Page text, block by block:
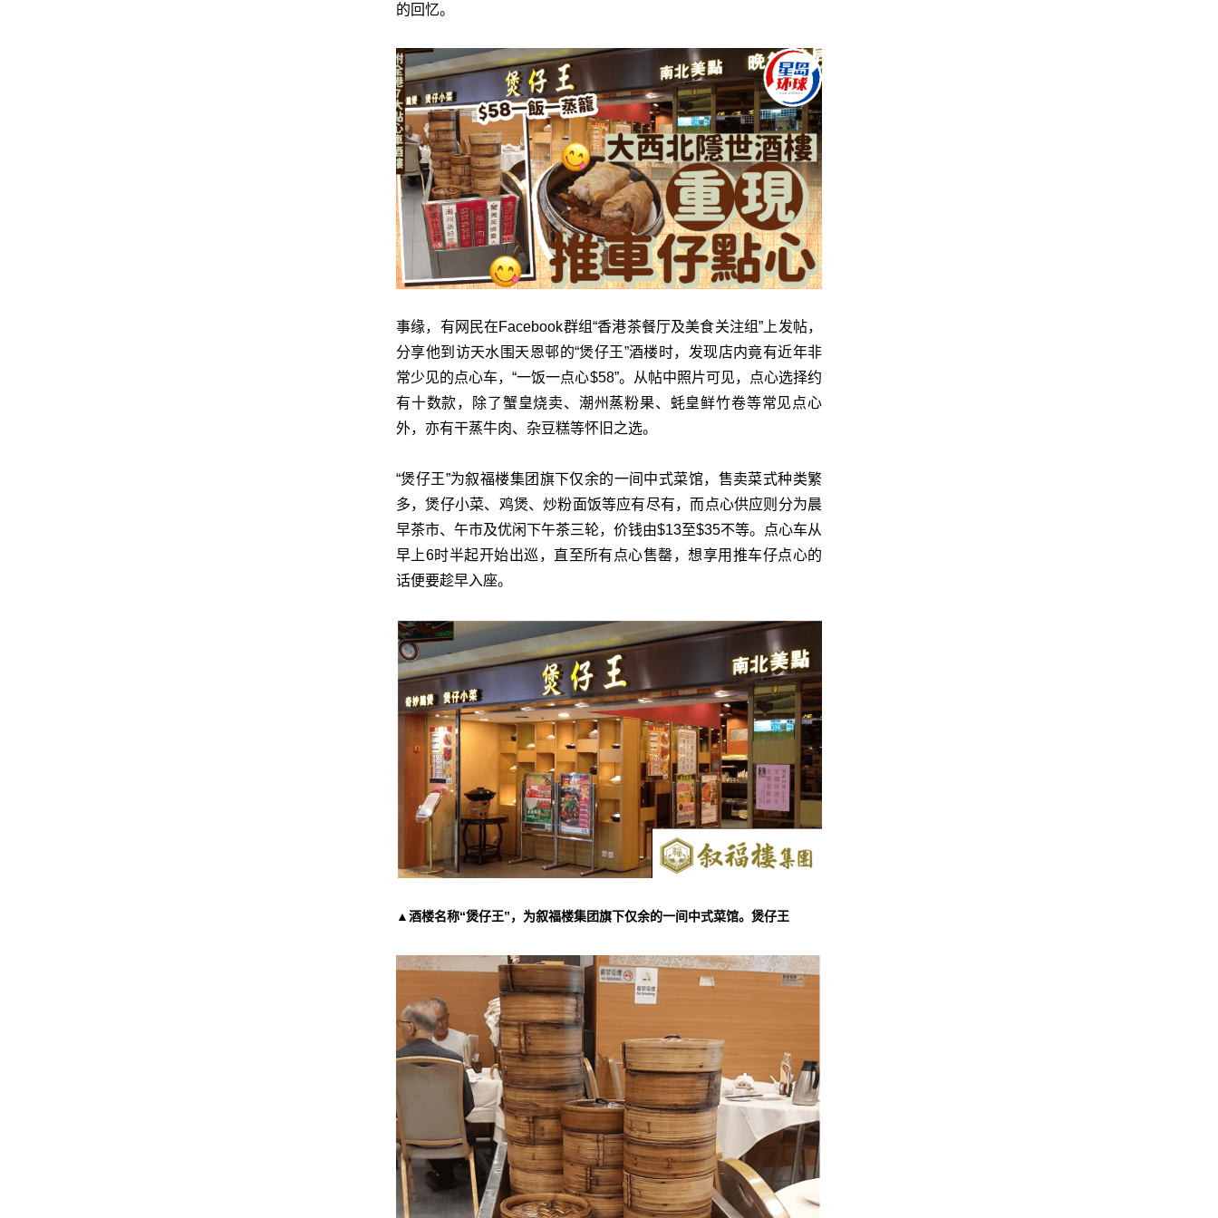
的回忆。
事缘，有网民在Facebook群组“香港茶餐厅及美食关注组”上发帖，
分享他到访天水围天恩邨的“煲仔王”酒楼时，发现店内竟有近年非
常少见的点心车，“一饭一点心$58”。从帖中照片可见，点心选择约
有十数款，除了蟹皇烧卖、潮州蒸粉果、蚝皇鲜竹卷等常见点心
外，亦有干蒸牛肉、杂豆糕等怀旧之选。
“煲仔王”为叙福楼集团旗下仅余的一间中式菜馆，售卖菜式种类繁
多，煲仔小菜、鸡煲、炒粉面饭等应有尽有，而点心供应则分为晨
早茶市、午市及优闲下午茶三轮，价钱由$13至$35不等。点心车从
早上6时半起开始出巡，直至所有点心售罄，想享用推车仔点心的
话便要趁早入座。
▲酒楼名称“煲仔王”，为叙福楼集团旗下仅余的一间中式菜馆。煲仔王